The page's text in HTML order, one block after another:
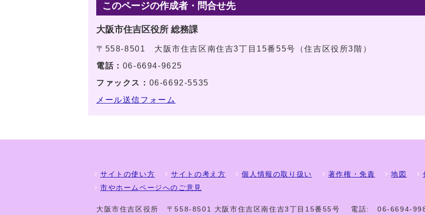
このページの作成者・問合せ先
大阪市住吉区役所 総務課
〒558-8501 大阪市住吉区南住吉3丁目15番55号（住吉区役所3階）
電話： 06-6694-9625
ファックス： 06-6692-5535
メール送信フォーム
サイトの使い方 サイトの考え方 個人情報の取り扱い 著作権・免責 地図
市やホームページへのご意見
大阪市住吉区役所 〒558-8501 大阪市住吉区南住吉3丁目15番55号 電話: 06-6694-